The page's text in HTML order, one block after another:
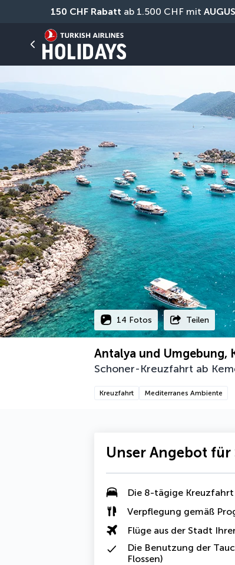
150 CHF Rabatt ab 1.500 CHF mit
14 Fotos Teilen
Antalya und Umgebung,
Schoner-Kreuzfahrt ab
Kreuzfahrt Mediterranes Ambiente
Unser Angebot für
Die 8-tägige
Verpflegung gemäß
Flüge aus der Stadt
Die Benutzung der
Flossen)